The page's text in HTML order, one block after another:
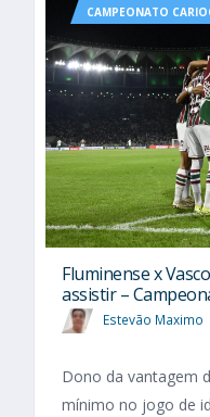
CAMPEONATO
Fluminense x
assistir –
Estevão Maximo
Dono da vantagem
mínimo no jogo de